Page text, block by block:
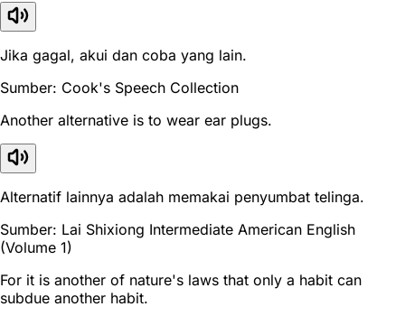
Jika gagal, akui dan coba yang lain.
Sumber: Cook's Speech Collection
Another alternative is to wear ear plugs.
Alternatif lainnya adalah memakai penyumbat telinga.
Sumber: Lai Shixiong Intermediate American English
(Volume 1)
For it is another of nature's laws that only a habit can
subdue another habit.